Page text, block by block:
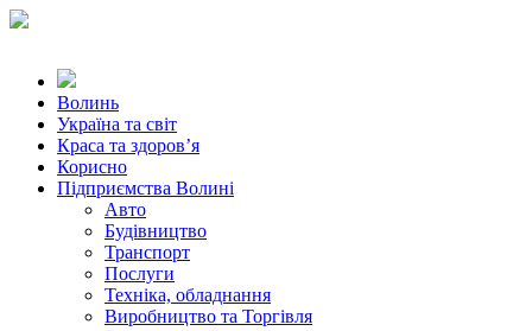
Волинь
Україна та світ
Краса та здоров’я
Корисно
Підприємства Волині
Авто
Будівництво
Транспорт
Послуги
Техніка, обладнання
Виробництво та Торгівля